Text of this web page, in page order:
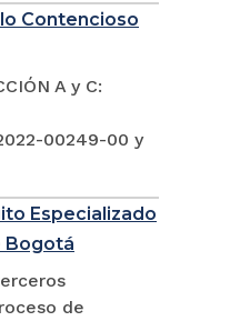
Contencioso
A y C:
00249-00 y
Especializado
Bogotá
de